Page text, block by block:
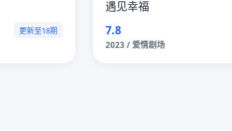
更新至18期
遇见幸福
7.8
2023 / 爱情剧场